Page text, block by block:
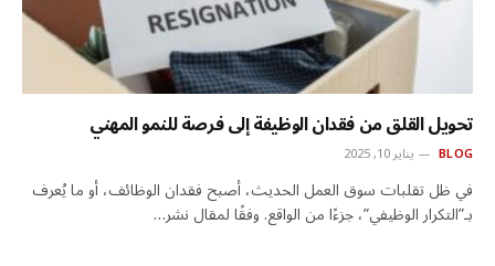
تحويل القلق من فقدان الوظيفة إلى فرصة للنمو المهني
BLOG يناير 10, 2025
في ظل تقلبات سوق العمل الحديث، أصبح فقدان الوظائف، أو ما يُعرف
بـ”التكرار الوظيفي”، جزءًا من الواقع. وفقًا لمقال نشر…